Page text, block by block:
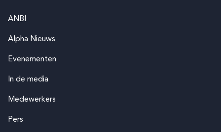
ANBI
Alpha Nieuws
Evenementen
In de media
Medewerkers
Pers